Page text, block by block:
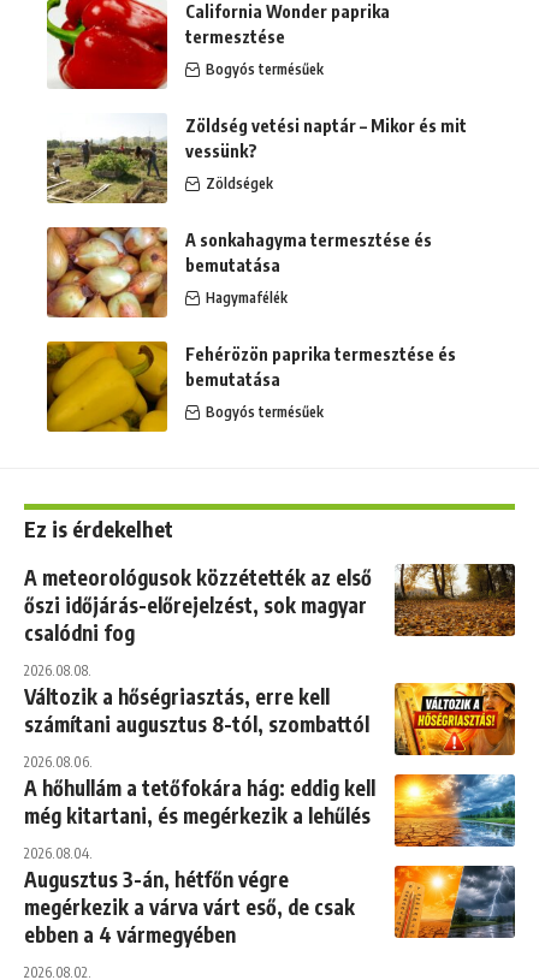
California Wonder paprika
termesztése
Bogyós termésűek
Zöldség vetési naptár – Mikor és mit
vessünk?
Zöldségek
A sonkahagyma termesztése és
bemutatása
Hagymafélék
Fehérözön paprika termesztése és
bemutatása
Bogyós termésűek
Ez is érdekelhet
A meteorológusok közzétették az első
őszi időjárás-előrejelzést, sok magyar
csalódni fog
2026.08.08.
Változik a hőségriasztás, erre kell
számítani augusztus 8-tól, szombattól
2026.08.06.
A hőhullám a tetőfokára hág: eddig kell
még kitartani, és megérkezik a lehűlés
2026.08.04.
Augusztus 3-án, hétfőn végre
megérkezik a várva várt eső, de csak
ebben a 4 vármegyében
2026.08.02.